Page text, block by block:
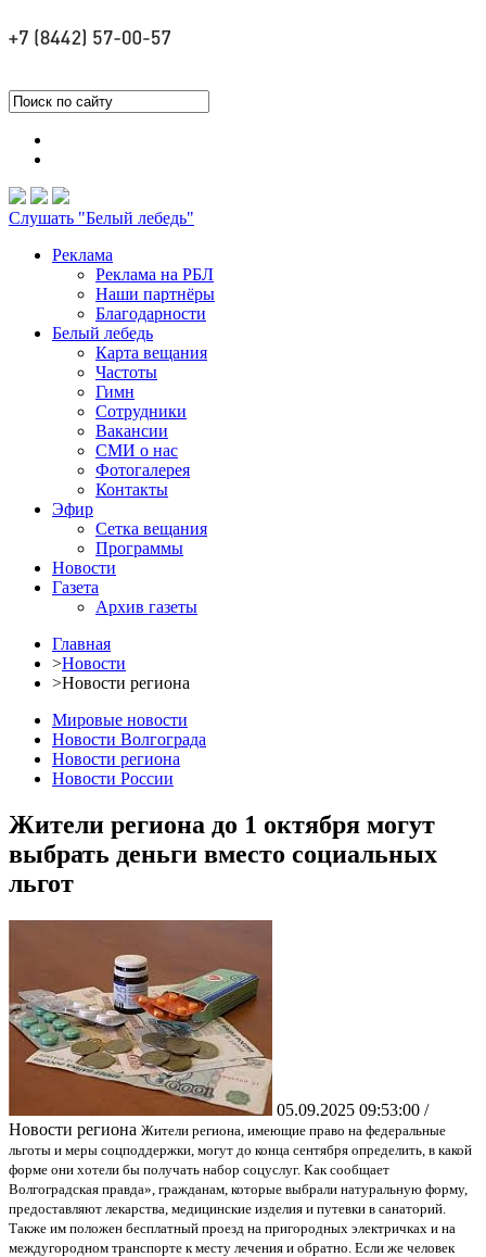
Слушать "Белый лебедь"
Реклама
Реклама на РБЛ
Наши партнёры
Благодарности
Белый лебедь
Карта вещания
Частоты
Гимн
Сотрудники
Вакансии
СМИ о нас
Фотогалерея
Контакты
Эфир
Сетка вещания
Программы
Новости
Газета
Архив газеты
Главная
>Новости
>Новости региона
Мировые новости
Новости Волгограда
Новости региона
Новости России
Жители региона до 1 октября могут
выбрать деньги вместо социальных
льгот
05.09.2025 09:53:00 /
Новости региона Жители региона, имеющие право на федеральные
льготы и меры соцподдержки, могут до конца сентября определить, в какой
форме они хотели бы получать набор соцуслуг. Как сообщает
Волгоградская правда», гражданам, которые выбрали натуральную форму,
предоставляют лекарства, медицинские изделия и путевки в санаторий.
Также им положен бесплатный проезд на пригородных электричках и на
междугородном транспорте к месту лечения и обратно. Если же человек